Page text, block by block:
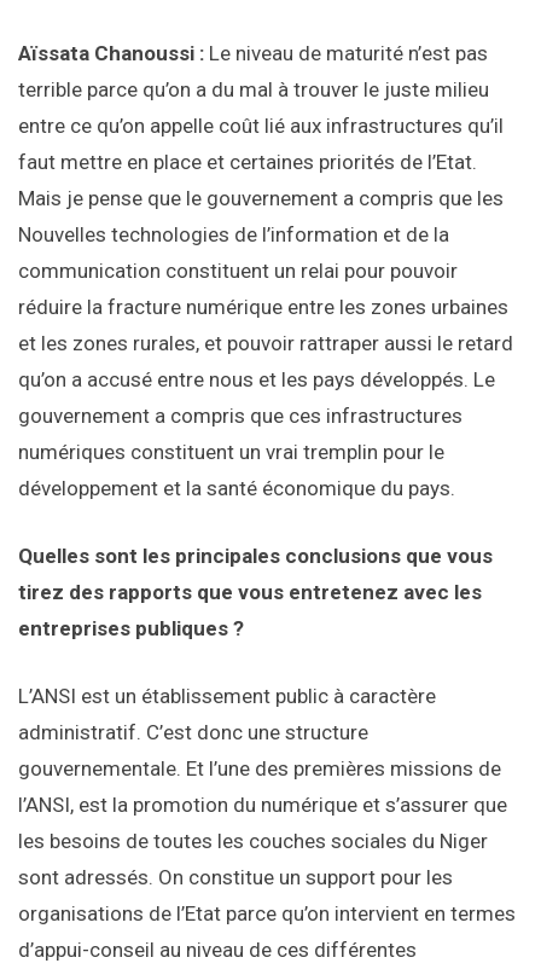
Aïssata Chanoussi : Le niveau de maturité n’est pas
terrible parce qu’on a du mal à trouver le juste milieu
entre ce qu’on appelle coût lié aux infrastructures qu’il
faut mettre en place et certaines priorités de l’Etat.
Mais je pense que le gouvernement a compris que les
Nouvelles technologies de l’information et de la
communication constituent un relai pour pouvoir
réduire la fracture numérique entre les zones urbaines
et les zones rurales, et pouvoir rattraper aussi le retard
qu’on a accusé entre nous et les pays développés. Le
gouvernement a compris que ces infrastructures
numériques constituent un vrai tremplin pour le
développement et la santé économique du pays.
Quelles sont les principales conclusions que vous
tirez des rapports que vous entretenez avec les
entreprises publiques ?
L’ANSI est un établissement public à caractère
administratif. C’est donc une structure
gouvernementale. Et l’une des premières missions de
l’ANSI, est la promotion du numérique et s’assurer que
les besoins de toutes les couches sociales du Niger
sont adressés. On constitue un support pour les
organisations de l’Etat parce qu’on intervient en termes
d’appui-conseil au niveau de ces différentes